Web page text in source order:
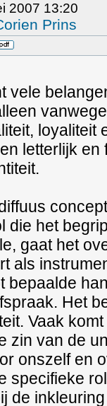
2007 13:20
Prins
vele
loyaliteit
letterlijk
die het
gaat het
als
bepaalde
Het
Vaak
zin van de
onszelf en
specifieke
de